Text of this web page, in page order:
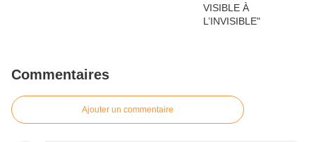
Commentaires
Ajouter un commentaire